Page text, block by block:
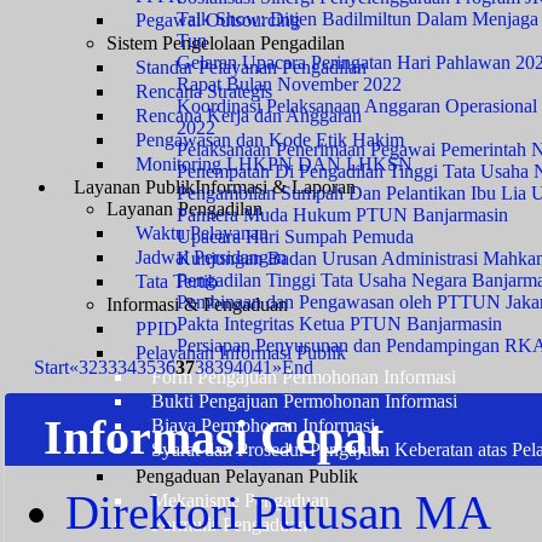
Pegawai Outsourcing
Sistem Pengelolaan Pengadilan
Standar Pelayanan Pengadilan
Rencana Strategis
Rencana Kerja dan Anggaran
Pengawasan dan Kode Etik Hakim
Monitoring LHKPN DAN LHKSN
Layanan PublikInformasi & Laporan
Layanan Pengadilan
Waktu Pelayanan
Jadwal Persidangan
Tata Tertib
Informasi & Pengaduan
PPID
Pelayanan Informasi Publik
Form Pengajuan Permohonan Informasi
Bukti Pengajuan Permohonan Informasi
Biaya Permohonan Informasi
Syarat dan Prosedur Pengajuan Keberatan atas
Pengaduan Pelayanan Publik
Mekanisme Pengaduan
Formulir Pengaduan
Talk Show: Ditjen Badilmiltun Dalam
Tun
Gelaran Upacara Peringatan Hari Pahlawan
Rapat Bulan November 2022
Koordinasi Pelaksanaan Anggaran
2022
Pelaksanaan Penerimaan Pegawai
Penempatan Di Pengadilan Tinggi Tata Usaha
Pengambilan Sumpah Dan Pelantikan Ibu Lia
Panitera Muda Hukum PTUN Banjarmasin
Upacara Hari Sumpah Pemuda
Kunjungan Badan Urusan Administrasi
Pengadilan Tinggi Tata Usaha Negara
Pembinaan dan Pengawasan oleh PTTUN
Pakta Integritas Ketua PTUN Banjarmasin
Persiapan Penyusunan dan Pendampingan
Start«32333435363738394041 »End
Informasi Cepat
Direktori Putusan MA